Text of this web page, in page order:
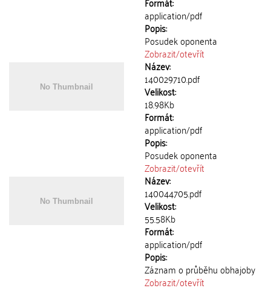
application/pdf
Popis:
Posudek oponenta
Zobrazit/otevřít
Název:
140029710.pdf
Velikost:
18.98Kb
Formát:
application/pdf
Popis:
Posudek oponenta
Zobrazit/otevřít
Název:
140044705.pdf
Velikost:
55.58Kb
Formát:
application/pdf
Popis:
Záznam o průběhu obhajoby
Zobrazit/otevřít